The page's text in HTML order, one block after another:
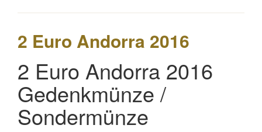
2 Euro Andorra 2016
2 Euro Andorra 2016
Gedenkmünze /
Sondermünze